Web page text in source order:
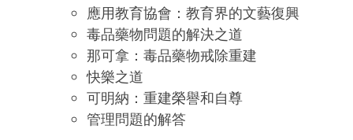
應用教育協會：教育界的文藝復興
毒品藥物問題的解決之道
那可拿：毒品藥物戒除重建
快樂之道
可明納：重建榮譽和自尊
管理問題的解答